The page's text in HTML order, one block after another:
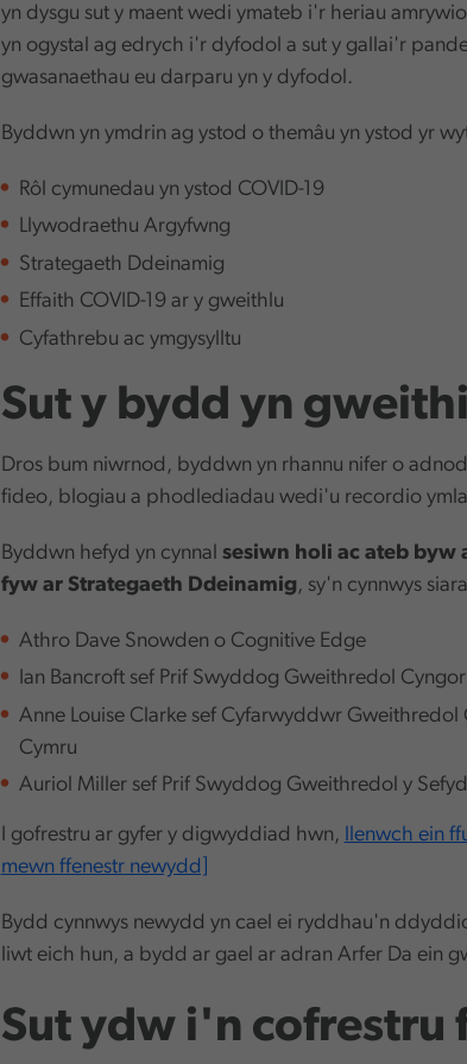
yn dysgu sut y maent wedi ymateb i'r heriau
yn ogystal ag edrych i'r dyfodol a sut y gallai'r
gwasanaethau eu darparu yn y dyfodol.
Byddwn yn ymdrin ag ystod o themâu yn ystod yr
Rôl cymunedau yn ystod COVID-19
Llywodraethu Argyfwng
Strategaeth Ddeinamig
Effaith COVID-19 ar y gweithlu
Cyfathrebu ac ymgysylltu
Sut y bydd yn
Dros bum niwrnod, byddwn yn rhannu nifer o
fideo, blogiau a phodlediadau wedi'u recordio
Byddwn hefyd yn cynnal sesiwn holi ac ateb byw
fyw ar Strategaeth Ddeinamig, sy'n cynnwys
Athro Dave Snowden o Cognitive Edge
Ian Bancroft sef Prif Swyddog Gweithredol Cyngor
Anne Louise Clarke sef Cyfarwyddwr Gweithredol
Cymru
Auriol Miller sef Prif Swyddog Gweithredol y
I gofrestru ar gyfer y digwyddiad hwn, llenwch ein
mewn ffenestr newydd]
Bydd cynnwys newydd yn cael ei ryddhau'n
liwt eich hun, a bydd ar gael ar adran Arfer Da ein
Sut ydw i'n cofrestru